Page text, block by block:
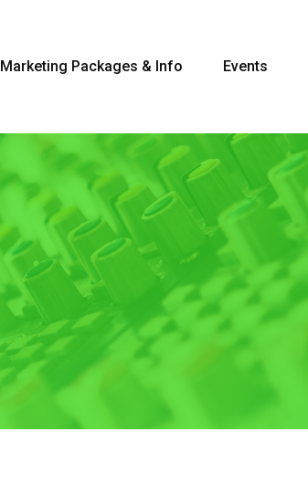
Marketing Packages & Info Events